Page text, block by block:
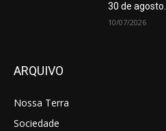
30 de agosto.
10/07/2026
ARQUIVO
Nossa Terra
Sociedade